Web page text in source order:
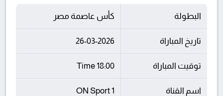
البطولة كأس عاصمة مصر
تاريخ المباراة 26-03-2026
توقيت المباراة 18:00 Time
اسم القناة ON Sport 1